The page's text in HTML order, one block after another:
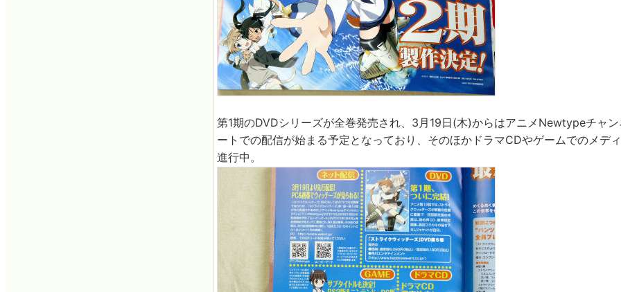
第1期のDVDシリーズが全巻発売され、3月19日(木)からはアニメNewtypeチャ
ートでの配信が始まる予定となっており、そのほかドラマCDやゲームでのメデ
進行中。